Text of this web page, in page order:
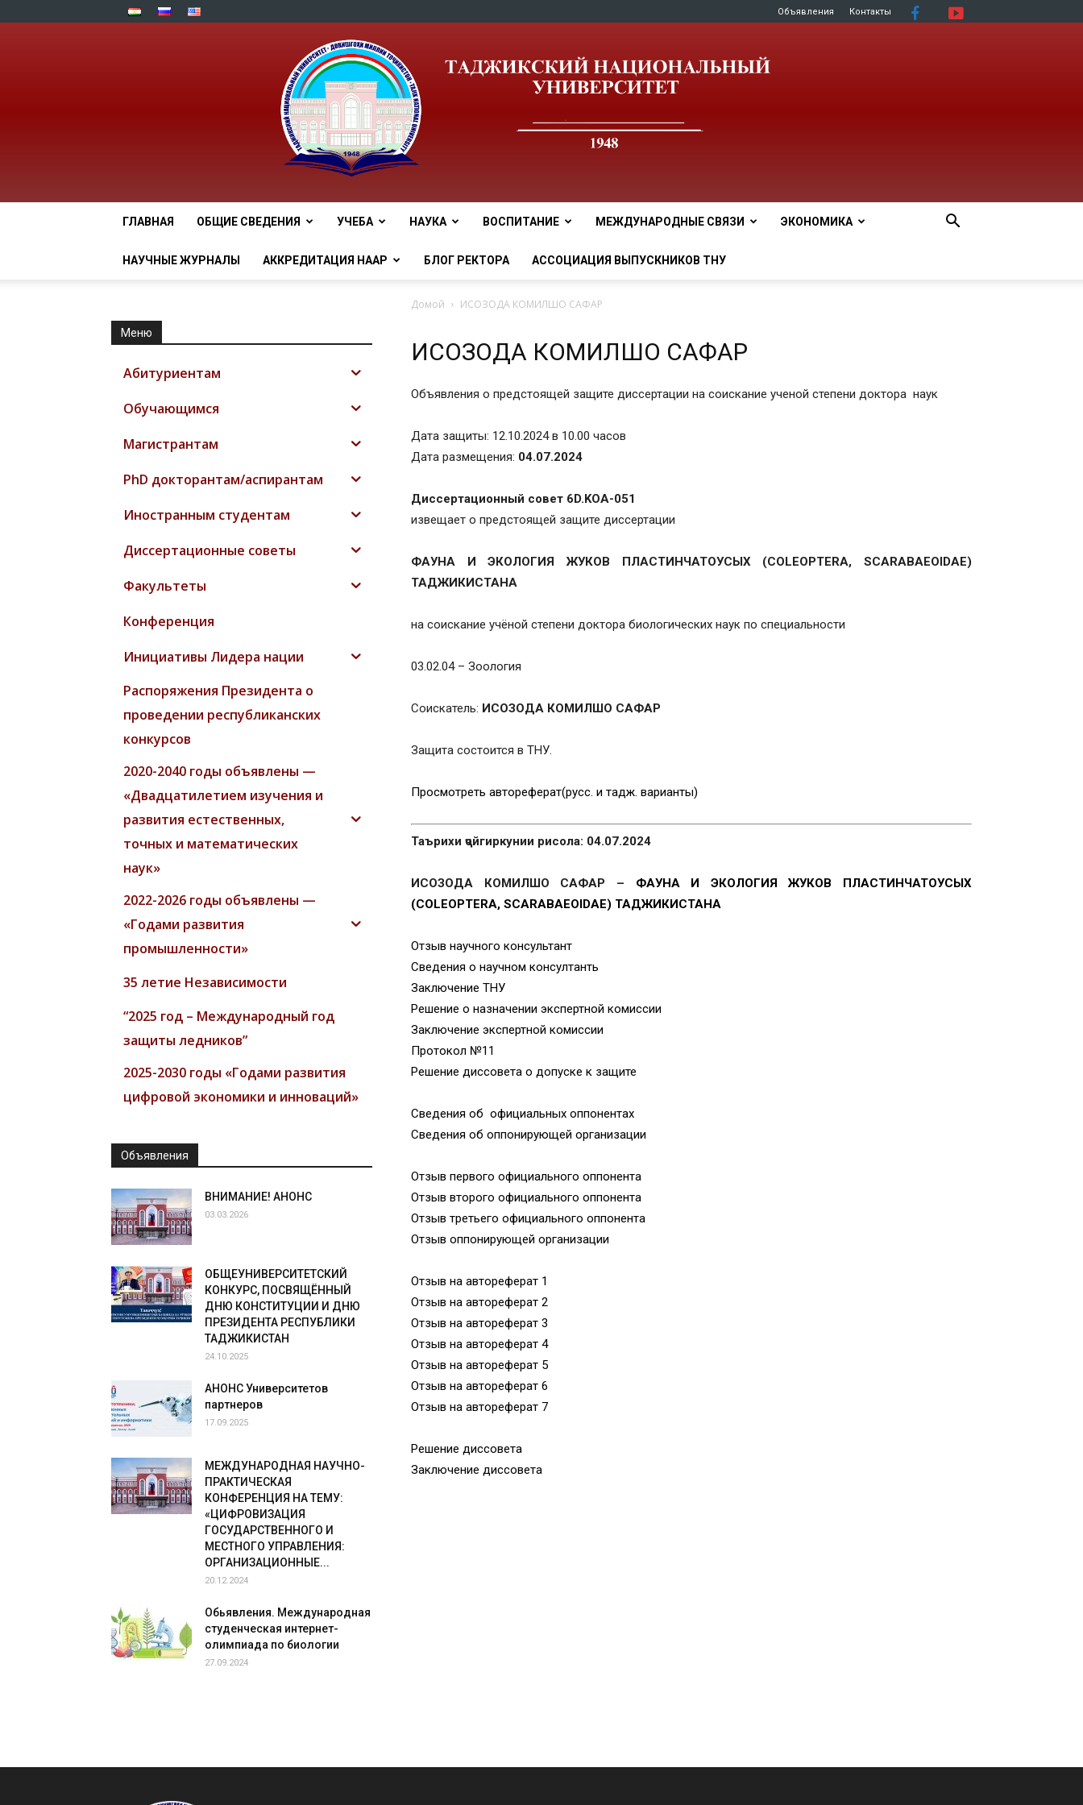
Объявления Контакты
tnu
ГЛАВНАЯ ОБЩИЕ СВЕДЕНИЯ УЧЕБА НАУКА ВОСПИТАНИЕ МЕЖДУНАРОДНЫЕ СВЯЗИ ЭКОНОМИКА
НАУЧНЫЕ ЖУРНАЛЫ АККРЕДИТАЦИЯ НААР БЛОГ РЕКТОРА АССОЦИАЦИЯ ВЫПУСКНИКОВ ТНУ
Домой ИСОЗОДА КОМИЛШО САФАР
ИСОЗОДА КОМИЛШО САФАР
Объявления о предстоящей защите диссертации на соискание ученой степени доктора наук
Дата защиты: 12.10.2024 в 10.00 часов
Дата размещения: 04.07.2024
Диссертационный совет 6D.KOA-051
извещает о предстоящей защите диссертации
ФАУНА И ЭКОЛОГИЯ ЖУКОВ ПЛАСТИНЧАТОУСЫХ (COLEOPTERA, SCARABAEOIDAE)
ТАДЖИКИСТАНА
на соискание учёной степени доктора биологических наук по специальности
03.02.04 – Зоология
Соискатель: ИСОЗОДА КОМИЛШО САФАР
Защита состоится в ТНУ.
Просмотреть автореферат(русс. и тадж. варианты)
Таърихи ҷойгиркунии рисола: 04.07.2024
ИСОЗОДА КОМИЛШО САФАР – ФАУНА И ЭКОЛОГИЯ ЖУКОВ ПЛАСТИНЧАТОУСЫХ
(COLEOPTERA, SCARABAEOIDAE) ТАДЖИКИСТАНА
Отзыв научного консультант
Сведения о научном консултанть
Заключение ТНУ
Решение о назначении экспертной комиссии
Заключение экспертной комиссии
Протокол №11
Решение диссовета о допуске к защите
Сведения об официальных оппонентах
Сведения об оппонирующей организации
Отзыв первого официального оппонента
Отзыв второго официального оппонента
Отзыв третьего официального оппонента
Отзыв оппонирующей организации
Отзыв на автореферат 1
Отзыв на автореферат 2
Отзыв на автореферат 3
Отзыв на автореферат 4
Отзыв на автореферат 5
Отзыв на автореферат 6
Отзыв на автореферат 7
Решение диссовета
Заключение диссовета
Меню
Абитуриентам
Обучающимся
Магистрантам
PhD докторантам/аспирантам
Иностранным студентам
Диссертационные советы
Факультеты
Конференция
Инициативы Лидера нации
Распоряжения Президента о
проведении республиканских
конкурсов
2020-2040 годы объявлены —
«Двадцатилетием изучения и
развития естественных,
точных и математических
наук»
2022-2026 годы объявлены —
«Годами развития
промышленности»
35 летие Независимости
“2025 год – Международный год
защиты ледников”
2025-2030 годы «Годами развития
цифровой экономики и инноваций»
Объявления
ВНИМАНИЕ! АНОНС
03.03.2026
ОБЩЕУНИВЕРСИТЕТСКИЙ
КОНКУРС, ПОСВЯЩЁННЫЙ
ДНЮ КОНСТИТУЦИИ И ДНЮ
ПРЕЗИДЕНТА РЕСПУБЛИКИ
ТАДЖИКИСТАН
24.10.2025
АНОНС Университетов
партнеров
17.09.2025
МЕЖДУНАРОДНАЯ НАУЧНО-
ПРАКТИЧЕСКАЯ
КОНФЕРЕНЦИЯ НА ТЕМУ:
«ЦИФРОВИЗАЦИЯ
ГОСУДАРСТВЕННОГО И
МЕСТНОГО УПРАВЛЕНИЯ:
ОРГАНИЗАЦИОННЫЕ...
20.12.2024
Обьявления. Международная
студенческая интернет-
олимпиада по биологии
27.09.2024